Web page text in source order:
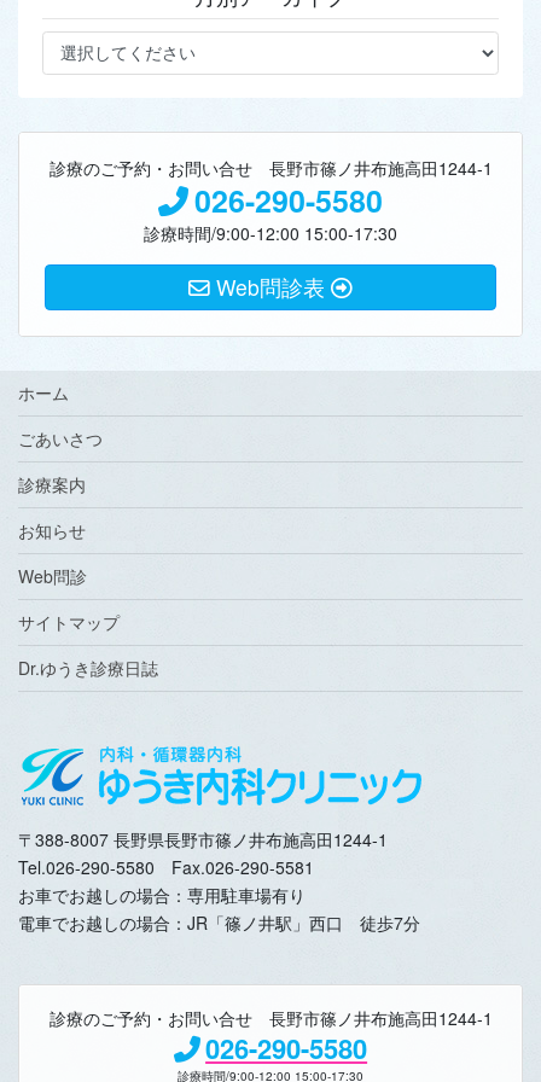
診療のご予約・お問い合せ 長野市篠ノ井布施高田1244-1
026-290-5580
診療時間/9:00-12:00 15:00-17:30
Web問診表
ホーム
ごあいさつ
診療案内
お知らせ
Web問診
サイトマップ
Dr.ゆうき診療日誌
〒388-8007 長野県長野市篠ノ井布施高田1244-1
Tel.026-290-5580 Fax.026-290-5581
お車でお越しの場合：専用駐車場有り
電車でお越しの場合：JR「篠ノ井駅」西口 徒歩7分
診療のご予約・お問い合せ 長野市篠ノ井布施高田1244-1
026-290-5580
診療時間/9:00-12:00 15:00-17:30